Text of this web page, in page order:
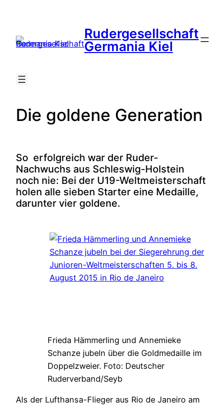
springen
Rudergesellschaft
Germania Kiel
Die goldene Generation
So erfolgreich war der Ruder-
Nachwuchs aus Schleswig-Holstein
noch nie: Bei der U19-Weltmeisterschaft
holen alle sieben Starter eine Medaille,
darunter vier goldene.
Frieda Hämmerling und Annemieke
Schanze jubeln über die Goldmedaille im
Doppelzweier. Foto: Deutscher
Ruderverband/Seyb
Als der Lufthansa-Flieger aus Rio de Janeiro am